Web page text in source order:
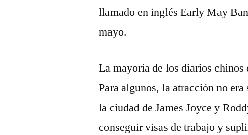
llamado en inglés Early May
mayo.
La mayoría de los diarios chinos
Para algunos, la atracción no
la ciudad de James Joyce y
conseguir visas de trabajo y